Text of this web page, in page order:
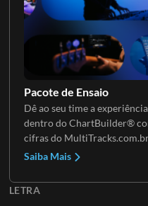
Guitarra 4
Guitarra 5
Guitarra 6
Pacote de Ensaio
Dê ao seu time a
dentro do ChartBuilder®
cifras do
Saiba Mais
LETRA